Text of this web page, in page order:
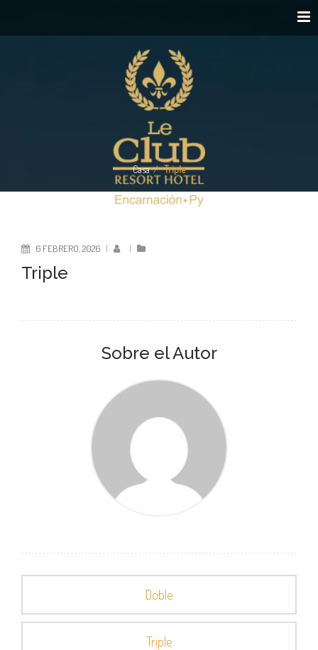
Casa Triple
6 FEBRERO, 2026 | |
Triple
Sobre el Autor
Doble
Triple